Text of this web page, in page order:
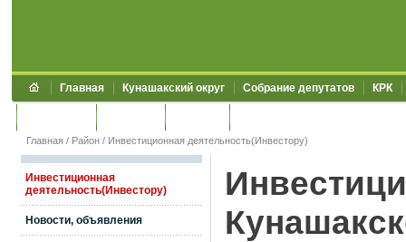
Главная Кунашакский округ Собрание депутатов КРК
Главная / Район / Инвестиционная деятельность(Инвестору)
Инвестиционная
деятельность(Инвестору)
Новости, объявления